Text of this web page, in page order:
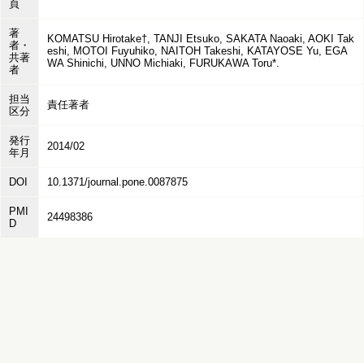
頁
著
者・
共著
者
KOMATSU Hirotake†, TANJI Etsuko, SAKATA Naoaki, AOKI Tak
eshi, MOTOI Fuyuhiko, NAITOH Takeshi, KATAYOSE Yu, EGA
WA Shinichi, UNNO Michiaki, FURUKAWA Toru*.
担当
区分
責任著者
発行
年月
2014/02
DOI 10.1371/journal.pone.0087875
PMI
D
24498386